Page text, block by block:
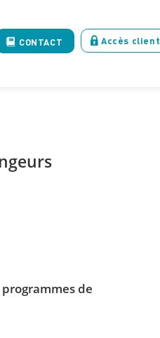
CONTACT Accès client
de